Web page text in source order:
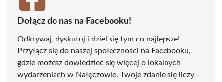
Dołącz do nas na Facebooku!
Odkrywaj, dyskutuj i dziel się tym co najlepsze!
Przyłącz się do naszej społeczności na Facebooku,
gdzie możesz dowiedzieć się więcej o lokalnych
wydarzeniach w Nałęczowie. Twoje zdanie się liczy -